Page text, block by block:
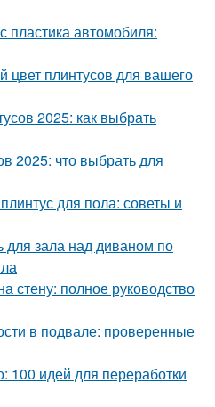
пластика автомобиля:
цвет плинтусов для вашего
2025: как выбрать
2025: что выбрать для
для пола: советы и
для зала над диваном по
стену: полное руководство
в подвале: проверенные
100 идей для переработки